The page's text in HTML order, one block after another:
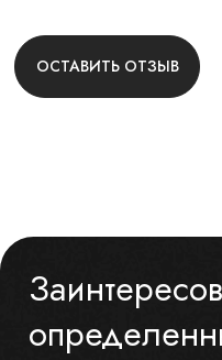
ОСТАВИТЬ ОТЗЫВ